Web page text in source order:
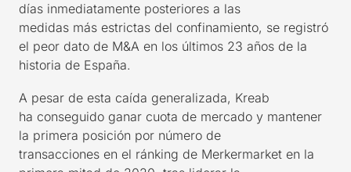
días inmediatamente posteriores a las
medidas más estrictas del confinamiento, se registró
el peor dato de M&A en los últimos 23 años de la
historia de España.
A pesar de esta caída generalizada, Kreab
ha conseguido ganar cuota de mercado y mantener
la primera posición por número de
transacciones en el ránking de Merkermarket en la